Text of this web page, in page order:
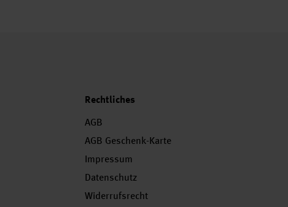
Rechtliches
AGB
AGB Geschenk-Karte
Impressum
Datenschutz
Widerrufsrecht